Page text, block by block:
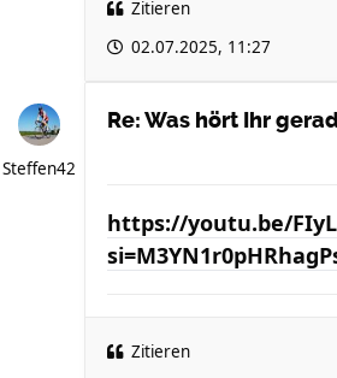
Zitieren
02.07.2025, 11:27
Steffen42
Re: Was hört Ihr
https://youtu.be/
Zitieren